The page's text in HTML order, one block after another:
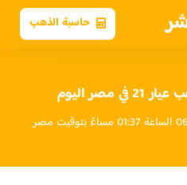
حاسبة الذهب
مصر اليوم